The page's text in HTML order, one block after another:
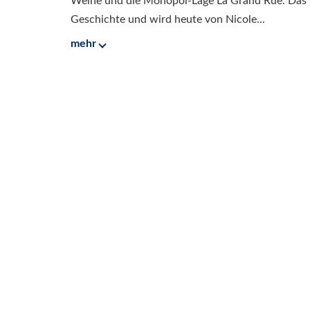
Geschichte und wird heute von Nicole...
mehr